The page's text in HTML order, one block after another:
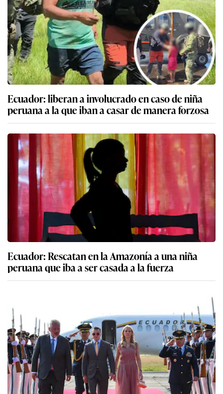
Ecuador: liberan a involucrado en caso de niña
peruana a la que iban a casar de manera forzosa
Ecuador: Rescatan en la Amazonía a una niña
peruana que iba a ser casada a la fuerza